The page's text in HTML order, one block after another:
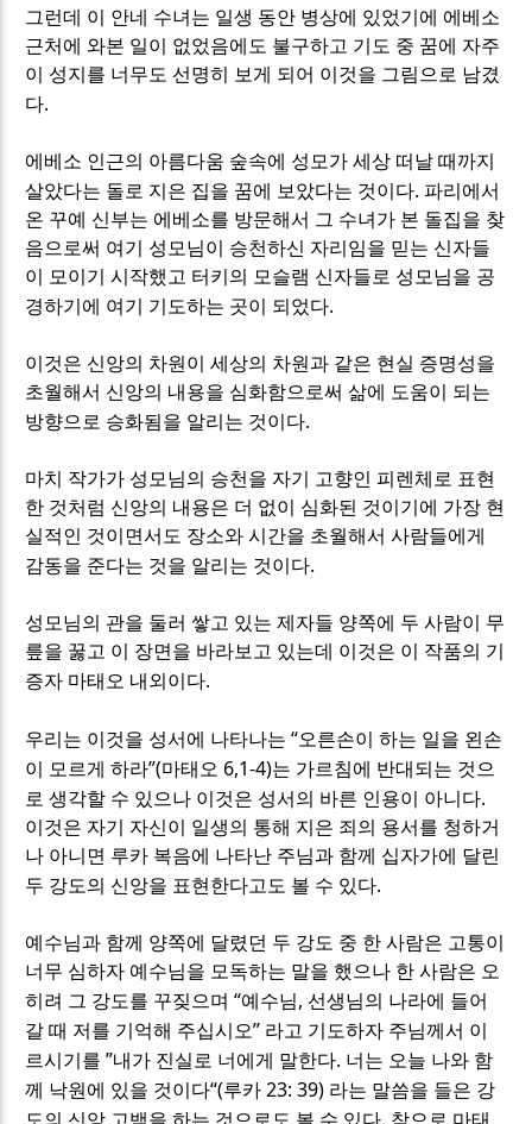
그런데 이 안네 수녀는 일생 동안 병상에 있었기에 에베소
근처에 와본 일이 없었음에도 불구하고 기도 중 꿈에 자주
이 성지를 너무도 선명히 보게 되어 이것을 그림으로 남겼
다.
에베소 인근의 아름다움 숲속에 성모가 세상 떠날 때까지
살았다는 돌로 지은 집을 꿈에 보았다는 것이다. 파리에서
온 꾸예 신부는 에베소를 방문해서 그 수녀가 본 돌집을 찾
음으로써 여기 성모님이 승천하신 자리임을 믿는 신자들
이 모이기 시작했고 터키의 모슬램 신자들로 성모님을 공
경하기에 여기 기도하는 곳이 되었다.
이것은 신앙의 차원이 세상의 차원과 같은 현실 증명성을
초월해서 신앙의 내용을 심화함으로써 삶에 도움이 되는
방향으로 승화됨을 알리는 것이다.
마치 작가가 성모님의 승천을 자기 고향인 피렌체로 표현
한 것처럼 신앙의 내용은 더 없이 심화된 것이기에 가장 현
실적인 것이면서도 장소와 시간을 초월해서 사람들에게
감동을 준다는 것을 알리는 것이다.
성모님의 관을 둘러 쌓고 있는 제자들 양쪽에 두 사람이 무
릎을 꿇고 이 장면을 바라보고 있는데 이것은 이 작품의 기
증자 마태오 내외이다.
우리는 이것을 성서에 나타나는“오른손이 하는 일을 왼손
이 모르게 하라”(마태오 6,1-4)는 가르침에 반대되는 것으
로 생각할 수 있으나 이것은 성서의 바른 인용이 아니다.
이것은 자기 자신이 일생의 통해 지은 죄의 용서를 청하거
나 아니면 루카 복음에 나타난 주님과 함께 십자가에 달린
두 강도의 신앙을 표현한다고도 볼 수 있다.
예수님과 함께 양쪽에 달렸던 두 강도 중 한 사람은 고통이
너무 심하자 예수님을 모독하는 말을 했으나 한 사람은 오
히려 그 강도를 꾸짖으며“예수님, 선생님의 나라에 들어
갈 때 저를 기억해 주십시오” 라고 기도하자 주님께서 이
르시기를”내가 진실로 너에게 말한다. 너는 오늘 나와 함
께 낙원에 있을 것이다“(루카 23: 39) 라는 말씀을 들은 강
도의 신앙 고백을 하는 것으로도 볼 수 있다 참으로 마태